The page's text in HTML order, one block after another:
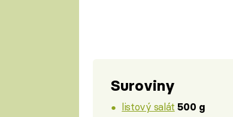
Suroviny
listový salát 500 g